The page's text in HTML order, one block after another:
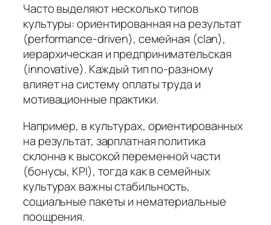
Часто выделяют несколько типов
культуры: ориентированная на результат
(performance-driven), семейная (clan),
иерархическая и предпринимательская
(innovative). Каждый тип по-разному
влияет на систему оплаты труда и
мотивационные практики.
Например, в культурах, ориентированных
на результат, зарплатная политика
склонна к высокой переменной части
(бонусы, KPI), тогда как в семейных
культурах важны стабильность,
социальные пакеты и нематериальные
поощрения.